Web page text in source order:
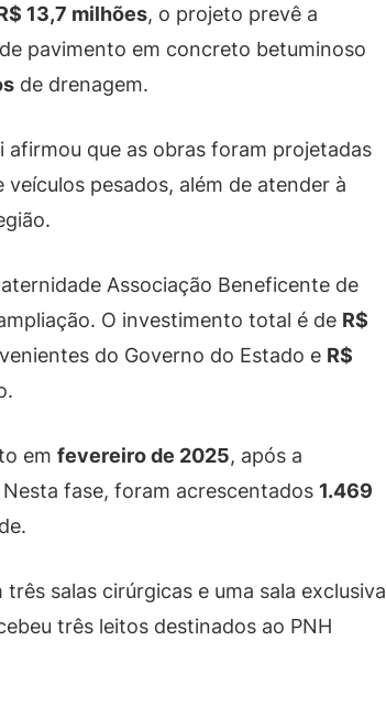
13,7 milhões, o projeto prevê a
de pavimento em concreto betuminoso
de drenagem.
que as obras foram projetadas
pesados, além de atender à
Associação Beneficente de
O investimento total é de R$
do Governo do Estado e R$
em fevereiro de 2025, após a
fase, foram acrescentados 1.469
salas cirúrgicas e uma sala exclusiva
três leitos destinados ao PNH